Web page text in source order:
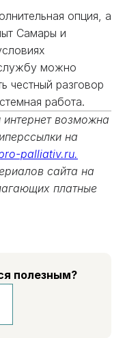
опция, а
Самары и
можно
честный разговор
работа.
возможна
на
palliativ.ru.
сайта на
платные
полезным?